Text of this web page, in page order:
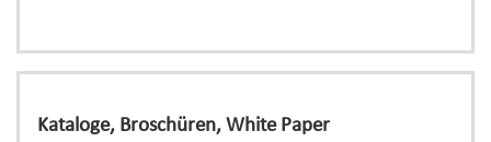
Kataloge, Broschüren, White Paper